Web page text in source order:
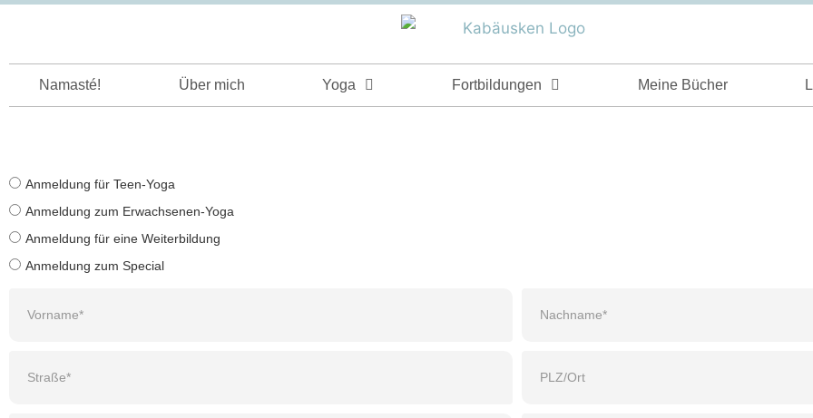
Namasté! Über mich Yoga Fortbildungen Meine Bücher
Anmeldung für Teen-Yoga
Anmeldung zum Erwachsenen-Yoga
Anmeldung für eine Weiterbildung
Anmeldung zum Special